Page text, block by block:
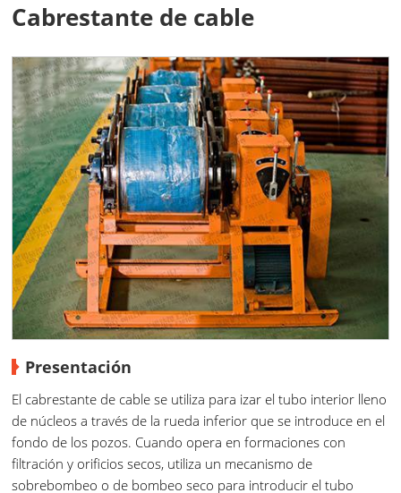
Cabrestante de cable
Presentación
El cabrestante de cable se utiliza para izar el tubo interior lleno
de núcleos a través de la rueda inferior que se introduce en el
fondo de los pozos. Cuando opera en formaciones con
filtración y orificios secos, utiliza un mecanismo de
sobrebombeo o de bombeo seco para introducir el tubo